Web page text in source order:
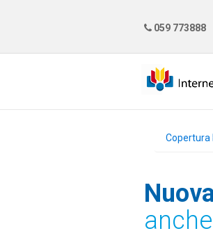
059 773888
Copertura